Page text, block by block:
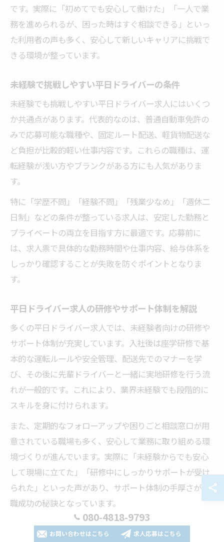
です。実際に「初めてでも安心して働けた」「一人で業
務を進められるが、困った時はすぐ相談できる」といっ
た利用者の声も多く、安心して新しいキャリアに挑戦で
きる環境が整っています。
未経験で挑戦しやすい平日ドライバーの条件
未経験でも挑戦しやすい平日ドライバー求人にはいくつ
か共通点があります。代表的なのは、普通自動車免許の
みで応募可能な職種や、固定ルート配送、軽貨物配送な
ど負担が比較的軽い仕事内容です。これらの職種は、運
転経験が浅い方やブランクがある方にも人気がありま
す。
特に「学歴不問」「経験不問」「残業少なめ」「週休二
日制」などの条件が整っている求人は、安定した勤務と
プライベートの両立を目指す方に最適です。応募前に
は、求人票で具体的な勤務時間や仕事内容、給与体系を
しっかり確認することが失敗を防ぐポイントとなりま
す。
平日ドライバー求人の研修やサポート体制を解説
多くの平日ドライバー求人では、未経験者向けの研修や
サポート体制が充実しています。入社後は座学研修で基
本的な運転ルールや安全管理、配送先でのマナーを学
び、その後に先輩ドライバーと一緒に実地研修を行う流
れが一般的です。これにより、業界未経験でも段階的に
スキルを身に付けられます。
また、定期的なフォローアップや困りごと相談窓口が用
意されている職場も多く、安心して業務に取り組める環
境づくりが進んでいます。実際に「未経験からでも安心
して現場に立てた」「研修中にしっかりサポートが受け
られた」といった声があり、サポート体制の手厚さが転
職成功の秘訣となっています。
未経験者が平日ドライバーで収入アップを目指すには
080-4818-9793
お問い合わせはこちら 求人応募はこちら